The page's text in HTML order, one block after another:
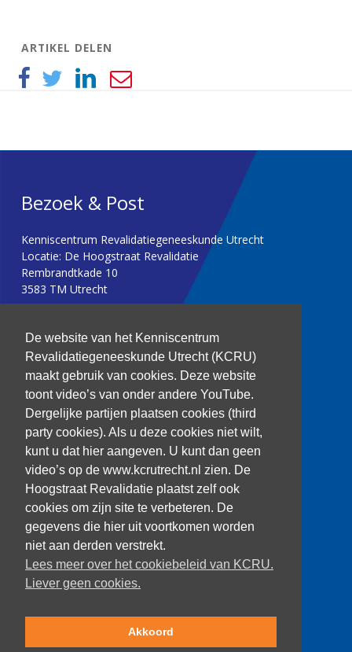
De website van het Kenniscentrum
Revalidatiegeneeskunde Utrecht (KCRU)
maakt gebruik van cookies. Deze website
toont video’s van onder andere YouTube.
Dergelijke partijen plaatsen cookies (third
party cookies). Als u deze cookies niet wilt,
kunt u dat hier aangeven. U kunt dan geen
video’s op de www.kcrutrecht.nl zien. De
Hoogstraat Revalidatie plaatst zelf ook
cookies om zijn site te verbeteren. De
gegevens die hier uit voortkomen worden
niet aan derden verstrekt.
Lees meer over het cookiebeleid van KCRU.
Liever geen cookies.
Akkoord
ARTIKEL DELEN
Bezoek & Post
Kenniscentrum Revalidatiegeneeskunde Utrecht
Locatie: De Hoogstraat Revalidatie
Rembrandtkade 10
3583 TM Utrecht
kenniscentrum@dehoogstraat.nl
Over het KCRU
Samenwerkingen
Onze onderzoekers
Procedure onderzoeker
Volg ons